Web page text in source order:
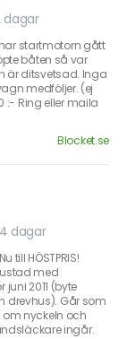
dagar
startmotorn gått
båten så var
är ditsvetsad. Inga
medföljer. (ej
:- Ring eller maila
Blocket.se
dagar
till HÖSTPRIS!
med
2011 (byte
drevhus). Går som
om nyckeln och
ingår.